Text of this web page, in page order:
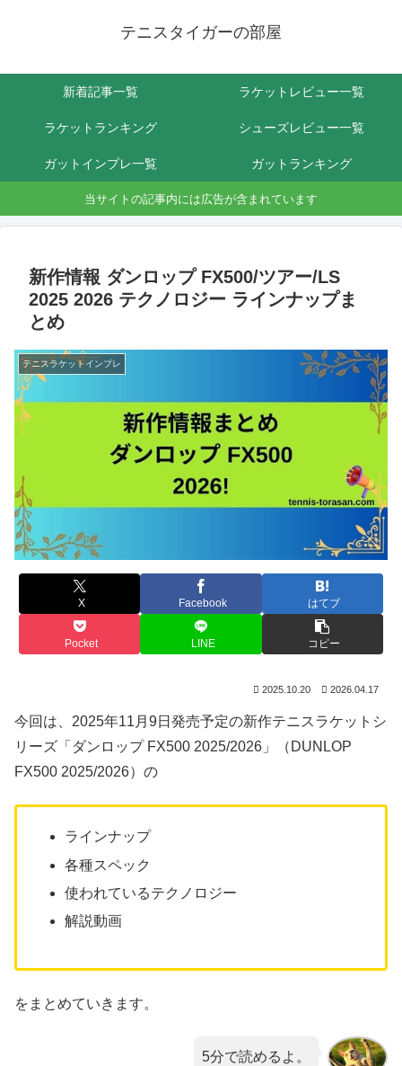
テニスタイガーの部屋
新着記事一覧 ラケットレビュー一覧
ラケットランキング シューズレビュー一覧
ガットインプレ一覧 ガットランキング
当サイトの記事内には広告が含まれています
新作情報 ダンロップ FX500/ツアー/LS
2025 2026 テクノロジー ラインナップま
とめ
テニスラケットインプレ
X Facebook はてブ
Pocket LINE コピー
2025.10.20 2026.04.17
今回は、2025年11月9日発売予定の新作テニスラケットシ
リーズ「ダンロップ FX500 2025/2026」（DUNLOP
FX500 2025/2026）の
ラインナップ
各種スペック
使われているテクノロジー
解説動画
をまとめていきます。
5分で読めるよ。